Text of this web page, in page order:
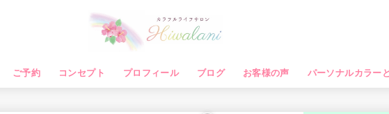
ご予約 コンセプト プロフィール ブログ お客様の声 パーソナルカラー